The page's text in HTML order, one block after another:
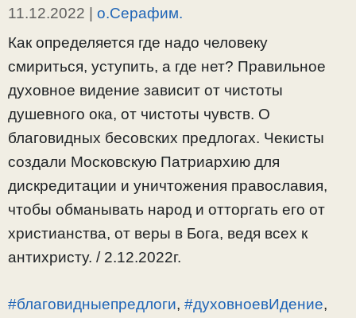
11.12.2022 | о.Серафим.
Как определяется где надо человеку
смириться, уступить, а где нет? Правильное
духовное видение зависит от чистоты
душевного ока, от чистоты чувств. О
благовидных бесовских предлогах. Чекисты
создали Московскую Патриархию для
дискредитации и уничтожения православия,
чтобы обманывать народ и отторгать его от
христианства, от веры в Бога, ведя всех к
антихристу. / 2.12.2022г.
#благовидныепредлоги, #духовноевИдение,